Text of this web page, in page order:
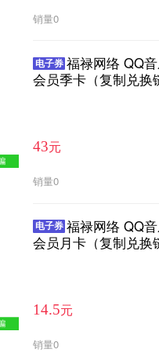
销量0
电子券 福禄网络 QQ
会员季卡（复制兑换
43元
销量0
电子券 福禄网络 QQ
会员月卡（复制兑换
14.5元
销量0